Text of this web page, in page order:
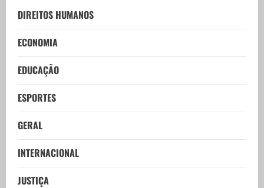
DIREITOS HUMANOS
ECONOMIA
EDUCAÇÃO
ESPORTES
GERAL
INTERNACIONAL
JUSTIÇA